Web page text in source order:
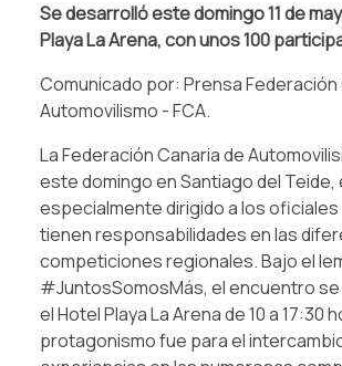
Se desarrolló este domingo 11 de
Playa La Arena, con unos 100
Comunicado por: Prensa Federación
Automovilismo - FCA.
La Federación Canaria de
este domingo en Santiago del Teide,
especialmente dirigido a los
tienen responsabilidades en las
competiciones regionales. Bajo el
#JuntosSomosMás, el encuentro
el Hotel Playa La Arena de 10 a 17:30
protagonismo fue para el